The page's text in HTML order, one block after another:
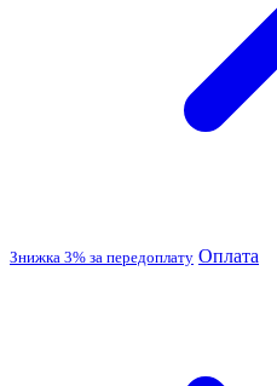
Знижка 3% за передоплату Оплата